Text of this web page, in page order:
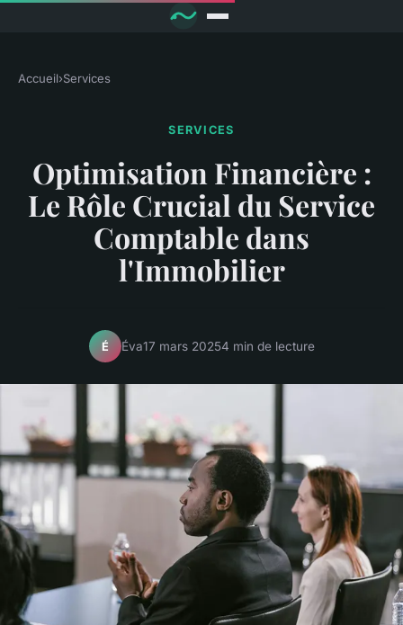
Accueil›Services
SERVICES
Optimisation Financière :
Le Rôle Crucial du Service
Comptable dans
l'Immobilier
É Éva17 mars 20254 min de lecture